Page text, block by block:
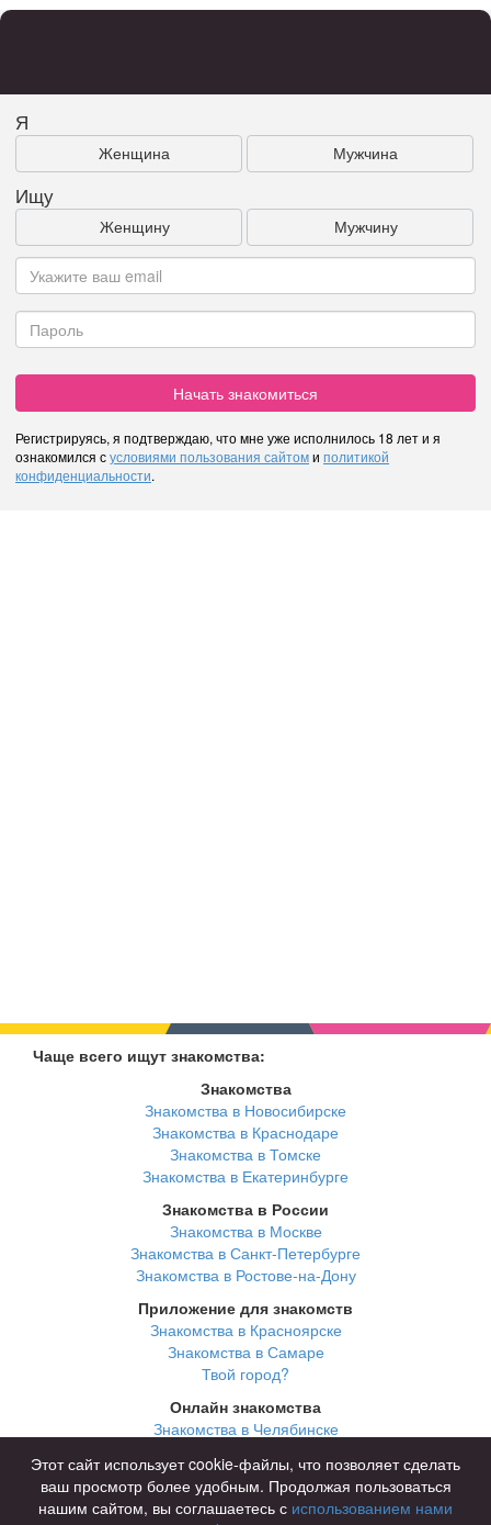
Я
Женщина Мужчина
Ищу
Женщину Мужчину
Начать знакомиться
Регистрируясь, я подтверждаю, что мне уже исполнилось 18 лет и я
ознакомился сусловиями пользования сайтоми политикой
конфиденциальности.
Чаще всего ищут знакомства:
Знакомства
Знакомства в Новосибирске
Знакомства в Краснодаре
Знакомства в Томске
Знакомства в Екатеринбурге
Знакомства в России
Знакомства в Москве
Знакомства в Санкт-Петербурге
Знакомства в Ростове-на-Дону
Приложение для знакомств
Знакомства в Красноярске
Знакомства в Самаре
Твой город?
Онлайн знакомства
Знакомства в Челябинске
Знакомства в Нижнем Новгороде
Этот сайт использует cookie-файлы, что позволяет сделать
ваш просмотр более удобным. Продолжая пользоваться
нашим сайтом, вы соглашаетесь с использованием нами